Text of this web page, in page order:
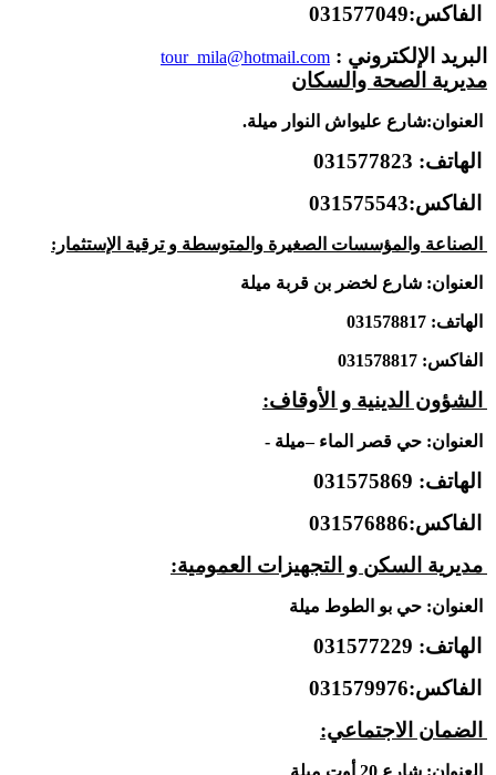
الفاكس:031577049
البريد الإلكتروني : tour_mila@hotmail.com
مديرية الصحة والسكان
العنوان:شارع عليواش النوار ميلة.
الهاتف: 031577823
الفاكس:031575543
الصناعة والمؤسسات الصغيرة والمتوسطة و ترقية الإستثمار:
العنوان: شارع لخضر بن قربة ميلة
الهاتف: 031578817
الفاكس: 031578817
الشؤون الدينية و الأوقاف:
العنوان: حي قصر الماء –ميلة -
الهاتف: 031575869
الفاكس:031576886
مديرية السكن و التجهيزات العمومية:
العنوان: حي بو الطوط ميلة
الهاتف: 031577229
الفاكس:031579976
الضمان الاجتماعي:
العنوان: شارع 20 أوت ميلة